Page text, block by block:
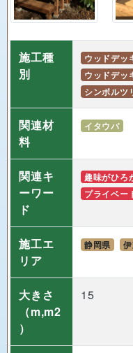
施工種
別
ウッドデッ
ウッドデッ
シンボルツ
関連材
料
イタウバ
関連キ
ーワー
ド
趣味がひろ
プライベー
施工エ
リア
静岡県
大きさ
（m,m2
）
15